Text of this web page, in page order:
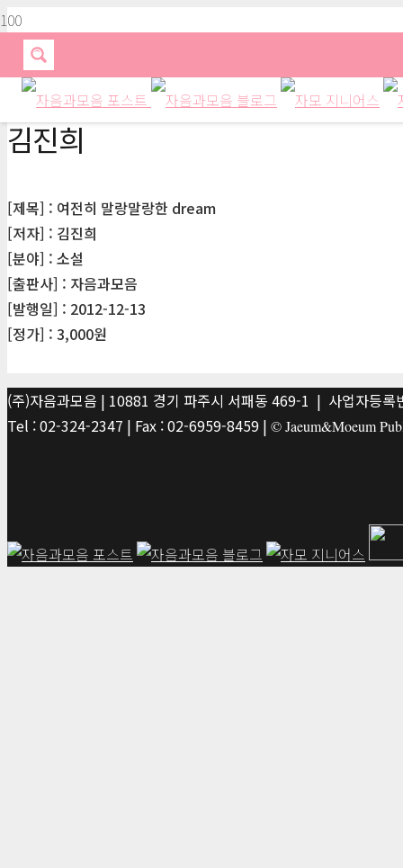
김진희
[제목] : 여전히 말랑말랑한 dream
[저자] : 김진희
[분야] : 소설
[출판사] : 자음과모음
[발행일] : 2012-12-13
[정가] : 3,000원
(주)자음과모음 | 10881 경기 파주시 서패동 469-1 | 사업자등
Tel : 02-324-2347 | Fax : 02-6959-8459 | © Jaeum&Moeum